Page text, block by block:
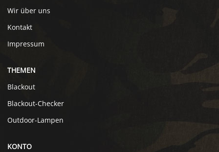
Wir über uns
Kontakt
Impressum
THEMEN
Blackout
Blackout-Checker
Outdoor-Lampen
KONTO